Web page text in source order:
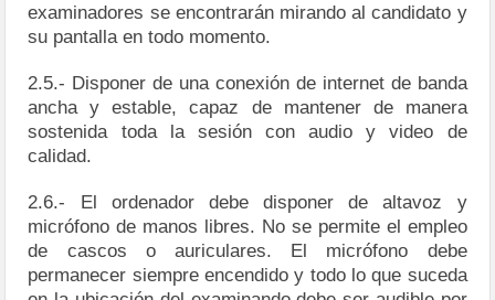
examinadores se encontrarán mirando al candidato y
su pantalla en todo momento.
2.5.- Disponer de una conexión de internet de banda
ancha y estable, capaz de mantener de manera
sostenida toda la sesión con audio y video de
calidad.
2.6.- El ordenador debe disponer de altavoz y
micrófono de manos libres. No se permite el empleo
de cascos o auriculares. El micrófono debe
permanecer siempre encendido y todo lo que suceda